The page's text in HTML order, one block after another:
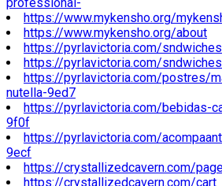
professional-
https://www.mykensho.org/
https://www.mykensho.org/about
https://pyrlavictoria.com/
https://pyrlavictoria.com/
https://pyrlavictoria.com/postres/
nutella-9ed7
https://pyrlavictoria.com/bebidas-
9f0f
https://pyrlavictoria.com/
9ecf
https://crystallizedcavern.com/
https://crystallizedcavern.com/cart